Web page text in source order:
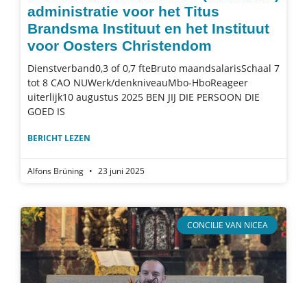
administratie voor het Titus
Brandsma Instituut en het Instituut
voor Oosters Christendom
Dienstverband0,3 of 0,7 fteBruto maandsalarisSchaal 7
tot 8 CAO NUWerk/denkniveauMbo-HboReageer
uiterlijk10 augustus 2025 BEN JIJ DIE PERSOON DIE
GOED IS
BERICHT LEZEN
Alfons Brüning 23 juni 2025
CONCILIE VAN NICEA